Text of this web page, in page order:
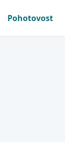
Pohotovost